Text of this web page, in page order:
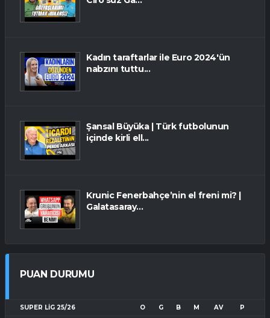
Kadın taraftarlar ile Euro 2024'ün
nabzını tuttu...
Şansal Büyüka | Türk futbolunun
içinde kirli ell...
Krunic Fenerbahçe’nin el freni mi? |
Galatasaray...
PUAN DURUMU
SUPER LIG 25/26 O G B M AV P